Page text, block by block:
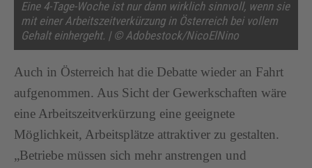
Eine 4-Tage-Woche ist nur dann wirklich sinnvoll, wenn sie
mit einer Arbeitszeitverkürzung in Österreich bei vollem
Gehalt einhergeht. | © Adobestock/NicoElNino
Auch in Österreich hat die Debatte wieder an Fahrt
aufgenommen. Aus Sicht der Gewerkschaften wäre
eine Arbeitszeitverkürzung eine geeignete
Möglichkeit, Arbeitsplätze attraktiver zu gestalten.
„Betriebe müssen sich mehr anstrengen und